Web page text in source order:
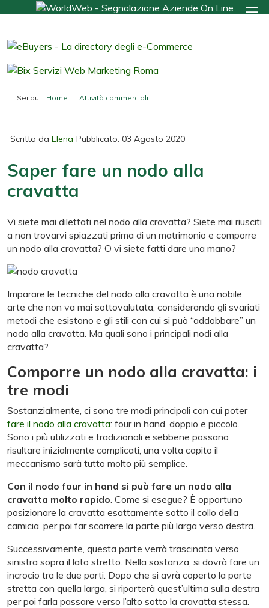
Sei qui: Home
Attività commerciali
Scritto da Elena Pubblicato: 03 Agosto 2020
Saper fare un nodo alla
cravatta
Vi siete mai dilettati nel nodo alla cravatta? Siete mai riusciti
a non trovarvi spiazzati prima di un matrimonio e comporre
un nodo alla cravatta? O vi siete fatti dare una mano?
Imparare le tecniche del nodo alla cravatta è una nobile
arte che non va mai sottovalutata, considerando gli svariati
metodi che esistono e gli stili con cui si può “addobbare” un
nodo alla cravatta. Ma quali sono i principali nodi alla
cravatta?
Comporre un nodo alla cravatta: i
tre modi
Sostanzialmente, ci sono tre modi principali con cui poter
fare il nodo alla cravatta: four in hand, doppio e piccolo.
Sono i più utilizzati e tradizionali e sebbene possano
risultare inizialmente complicati, una volta capito il
meccanismo sarà tutto molto più semplice.
Con il nodo four in hand si può fare un nodo alla
cravatta molto rapido . Come si esegue? È opportuno
posizionare la cravatta esattamente sotto il collo della
camicia, per poi far scorrere la parte più larga verso destra.
Successivamente, questa parte verrà trascinata verso
sinistra sopra il lato stretto. Nella sostanza, si dovrà fare un
incrocio tra le due parti. Dopo che si avrà coperto la parte
stretta con quella larga, si riporterà quest’ultima sulla destra
per poi farla passare verso l’alto sotto la cravatta stessa.